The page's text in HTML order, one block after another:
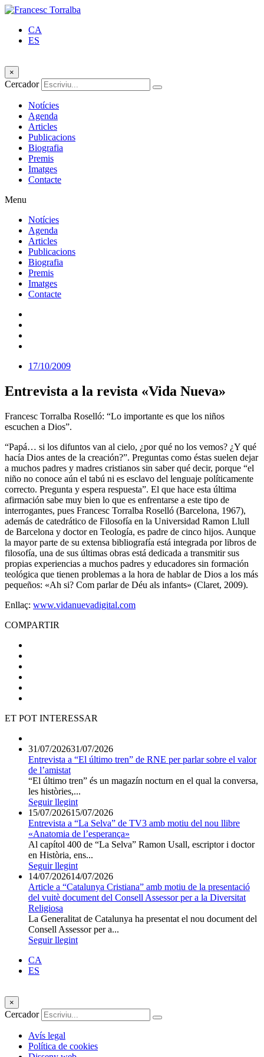
CA
ES
×
Cercador
Notícies
Agenda
Articles
Publicacions
Biografia
Premis
Imatges
Contacte
Menu
Notícies
Agenda
Articles
Publicacions
Biografia
Premis
Imatges
Contacte
17/10/2009
Entrevista a la revista «Vida Nueva»
Francesc Torralba Roselló: “Lo importante es que los niños
escuchen a Dios”.
“Papá… si los difuntos van al cielo, ¿por qué no los vemos? ¿Y qué
hacía Dios antes de la creación?”. Preguntas como éstas suelen dejar
a muchos padres y madres cristianos sin saber qué decir, porque “el
niño no conoce aún el tabú ni es esclavo del lenguaje políticamente
correcto. Pregunta y espera respuesta”. El que hace esta última
afirmación sabe muy bien lo que es enfrentarse a este tipo de
interrogantes, pues Francesc Torralba Roselló (Barcelona, 1967),
además de catedrático de Filosofía en la Universidad Ramon Llull
de Barcelona y doctor en Teología, es padre de cinco hijos. Aunque
la mayor parte de su extensa bibliografía está integrada por libros de
filosofía, una de sus últimas obras está dedicada a transmitir sus
propias experiencias a muchos padres y educadores sin formación
teológica que tienen problemas a la hora de hablar de Dios a los más
pequeños: «Ah si? Com parlar de Déu als infants» (Claret, 2009).
Enllaç: www.vidanuevadigital.com
COMPARTIR
ET POT INTERESSAR
31/07/202631/07/2026
Entrevista a “El último tren” de RNE per parlar sobre el valor
de l’amistat
“El último tren” és un magazín nocturn en el qual la conversa,
les històries,...
Seguir llegint
15/07/202615/07/2026
Entrevista a “La Selva” de TV3 amb motiu del nou llibre
«Anatomia de l’esperança»
Al capítol 400 de “La Selva” Ramon Usall, escriptor i doctor
en Història, ens...
Seguir llegint
14/07/202614/07/2026
Article a “Catalunya Cristiana” amb motiu de la presentació
del vuitè document del Consell Assessor per a la Diversitat
Religiosa
La Generalitat de Catalunya ha presentat el nou document del
Consell Assessor per a...
Seguir llegint
CA
ES
×
Cercador
Avís legal
Política de cookies